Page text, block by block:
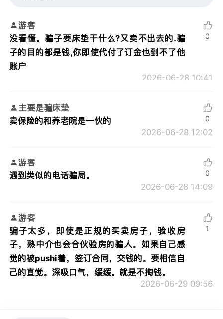
游客
没看懂。骗子要床垫干什么?又卖不出去的.骗
子的目的都是钱,你即使代付了订金也到不了他
账户
2026-06-28 10:41
0
主要是骗床垫
卖保险的和养老院是一伙的
2026-06-28 12:02
0
游客
遇到类似的电话骗局。
2026-06-28 14:09
0
游客
骗子太多，即使是正规的买卖房子，验收房
子，熟中介也会合伙验房的骗人。如果自己感
觉的被pushi着，签订合同，交钱的。要相信自
己的直觉。深吸口气，缓缓。就是不掏钱。
2026-06-29 09:56
1